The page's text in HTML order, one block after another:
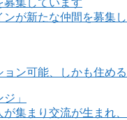
が新たな仲間を募集
ン可能、しかも住め
集まり交流が生まれ